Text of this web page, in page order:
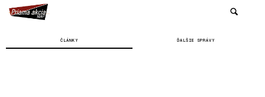
ČLÁNKY ĎALŠIE SPRÁVY